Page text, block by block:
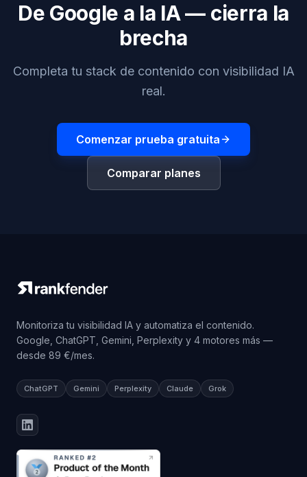
De Google a la IA — cierra la
brecha
Completa tu stack de contenido con visibilidad IA
real.
Comenzar prueba gratuita
Comparar planes
Monitoriza tu visibilidad IA y automatiza el contenido.
Google, ChatGPT, Gemini, Perplexity y 4 motores más —
desde 89 €/mes.
ChatGPT Gemini Perplexity Claude Grok